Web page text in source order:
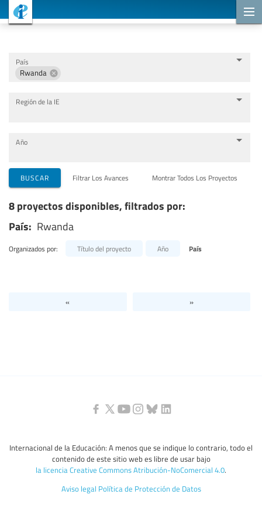
País
Rwanda
Región de la IE
Año
Organizaciones que llevan a cabo el proyecto
Socios para la cooperación
Temas
BUSCAR Filtrar Los Avances Montrar Todos Los Proyectos
8 proyectos disponibles, filtrados por:
País: Rwanda
Organizados por: Título del proyecto Año País
« »
Internacional de la Educación: A menos que se indique lo contrario, todo el
contenido de este sitio web es libre de usar bajo
la licencia Creative Commons Atribución-NoComercial 4.0.
Aviso legal Política de Protección de Datos